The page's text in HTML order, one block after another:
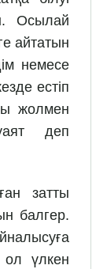
Осылай
айтатын
немесе
естіп
жолмен
деп
затты
балгер.
үлкен